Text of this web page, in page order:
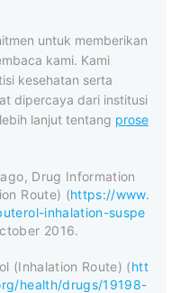
untuk memberikan
kami. Kami
kesehatan serta
dipercaya dari institusi
lanjut tentang prose
Drug Information
Route) (https://www.
inhalation-suspe
2016.
(Inhalation Route) (htt
health/drugs/19198-